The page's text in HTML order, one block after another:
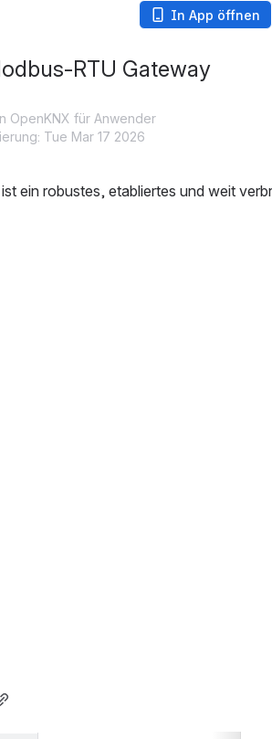
In App öffnen
RTU Gateway
OpenKNX für Anwender
Tue Mar 17 2026
ein robustes, etabliertes und weit